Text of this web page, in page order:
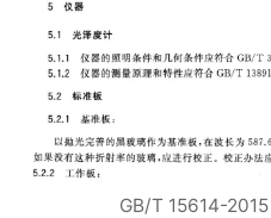
GB/T 15614-